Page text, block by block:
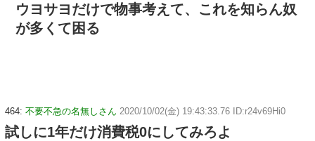
ウヨサヨだけで物事考えて、これを知らん奴
が多くて困る
464: 不要不急の名無しさん 2020/10/02(金) 19:43:33.76 ID:r24v69Hi0
試しに1年だけ消費税0にしてみろよ